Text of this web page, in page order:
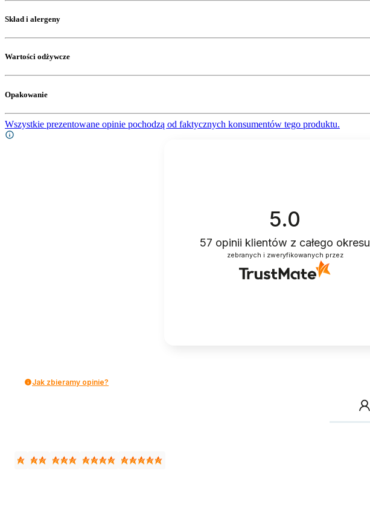
Skład i alergeny
Wartości odżywcze
Opakowanie
Wszystkie prezentowane opinie pochodzą od faktycznych konsumentów tego produktu.
5.0
57 opinii klientów z całego okresu
zebranych i zweryfikowanych przez
Jak zbieramy opinie?